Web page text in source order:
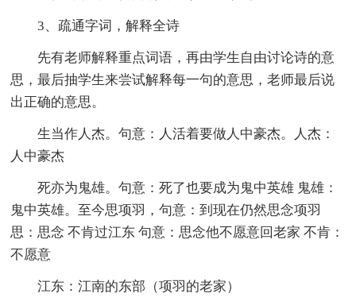
3、疏通字词，解释全诗
先有老师解释重点词语，再由学生自由讨论诗的意
思，最后抽学生来尝试解释每一句的意思，老师最后说
出正确的意思。
生当作人杰。句意：人活着要做人中豪杰。人杰：
人中豪杰
死亦为鬼雄。句意：死了也要成为鬼中英雄 鬼雄：
鬼中英雄。至今思项羽，句意：到现在仍然思念项羽
思：思念 不肯过江东 句意：思念他不愿意回老家 不肯：
不愿意
江东：江南的东部（项羽的老家）